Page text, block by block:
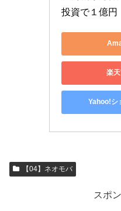
投資で１億円
楽
Yahoo!シ
【04】ネオモバ
スポ